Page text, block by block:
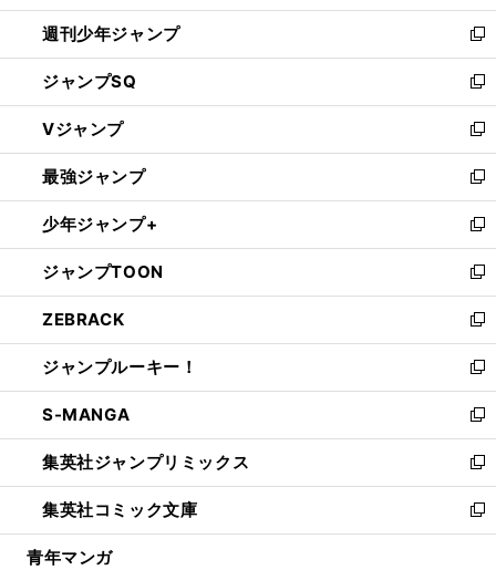
開
く
週刊少年ジャンプ
新
し
い
ウ
ィ
ン
ド
ウ
で
開
く
ジャンプSQ
新
し
い
ウ
ィ
ン
ド
ウ
で
開
く
Vジャンプ
新
し
い
ウ
ィ
ン
ド
ウ
で
開
く
最強ジャンプ
新
し
い
ウ
ィ
ン
ド
ウ
で
開
く
少年ジャンプ+
新
し
い
ウ
ィ
ン
ド
ウ
で
開
く
ジャンプTOON
新
し
い
ウ
ィ
ン
ド
ウ
で
開
く
ZEBRACK
新
し
い
ウ
ィ
ン
ド
ウ
で
開
ジャンプルーキー！
新
し
い
ウ
ィ
ン
ド
ウ
S-MANGA
新
し
い
ウ
ィ
ン
集英社ジャンプリミックス
新
し
い
ウ
集英社コミック文庫
新
し
青年マンガ